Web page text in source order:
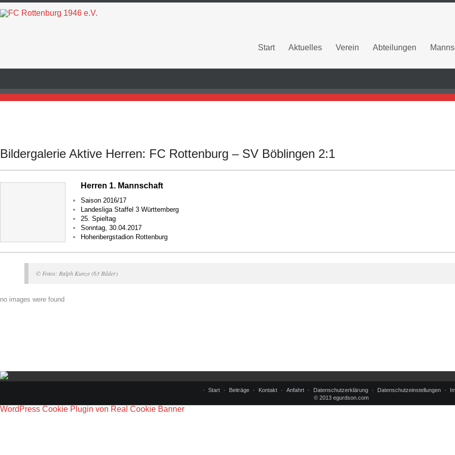
Start Aktuelles Verein Abteilungen
Bildergalerie Aktive Herren: FC Rottenburg – SV Böblingen 2:1
Herren 1. Mannschaft
Saison 2016/17
Landesliga Staffel 3 Württemberg
25. Spieltag
Sonntag, 30.04.2017
Hohenbergstadion Rottenburg
© Fotos: Ralph Kunze (63 Bilder)
no images were found
Start Beiträge Kontakt Anfahrt Datenschutzerklärung Datenschutzeinstellungen
© 2013 egurdson.com
WordPress Cookie Plugin von Real Cookie Banner